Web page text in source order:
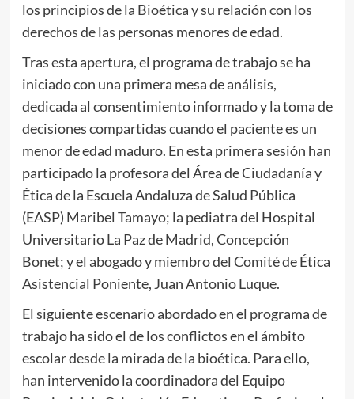
los principios de la Bioética y su relación con los
derechos de las personas menores de edad.
Tras esta apertura, el programa de trabajo se ha
iniciado con una primera mesa de análisis,
dedicada al consentimiento informado y la toma de
decisiones compartidas cuando el paciente es un
menor de edad maduro. En esta primera sesión han
participado la profesora del Área de Ciudadanía y
Ética de la Escuela Andaluza de Salud Pública
(EASP) Maribel Tamayo; la pediatra del Hospital
Universitario La Paz de Madrid, Concepción
Bonet; y el abogado y miembro del Comité de Ética
Asistencial Poniente, Juan Antonio Luque.
El siguiente escenario abordado en el programa de
trabajo ha sido el de los conflictos en el ámbito
escolar desde la mirada de la bioética. Para ello,
han intervenido la coordinadora del Equipo